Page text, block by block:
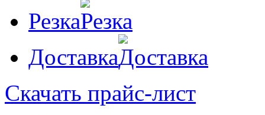
Резка
Доставка
Скачать прайс-лист